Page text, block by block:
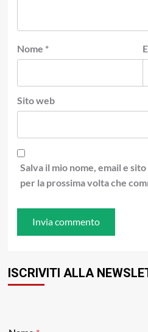
Nome *
Sito web
Salva il mio nome, email e
per la prossima volta che
ISCRIVITI ALLA